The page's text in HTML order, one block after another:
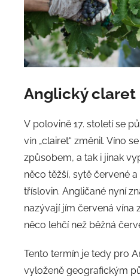
Anglický claret
V polovině 17. století se
vín „clairet“ změnil. Víno
způsobem, a tak i jinak
něco těžší, sytě červené
tříslovin. Angličané nyní
nazývají jím červená vína
něco lehčí než běžná
Tento termín je tedy pro
vyloženě geografickým